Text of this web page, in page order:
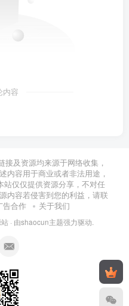
内容
接及资源均来源于网络收集，
内容用于商业或者非法用途，
仅仅提供资源分享，不对任
内容若侵害到您的利益，请联
告合作 关于我们
· 由shaocun主题强力驱动.